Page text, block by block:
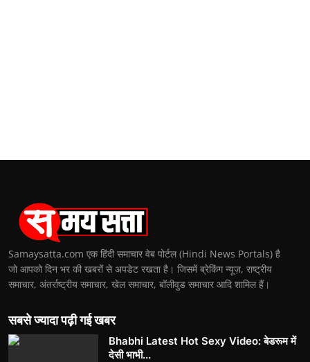
Samaysatta.com एक हिंदी समाचार वेब पोर्टल (Hindi News Portals) है
जो आपको दिन भर की खबरों से अपडेट रखता है। जिसमें ब्रेकिंग न्यूज़, राष्ट्रीय
समाचार, अंतर्राष्ट्रीय समाचार, खेल समाचार, बॉलीवुड समाचार आदि शामिल हैं।
सबसे ज्यादा पढ़ी गई खबर
Bhabhi Latest Hot Sexy Video: बेडरूम में
देसी भाभी...